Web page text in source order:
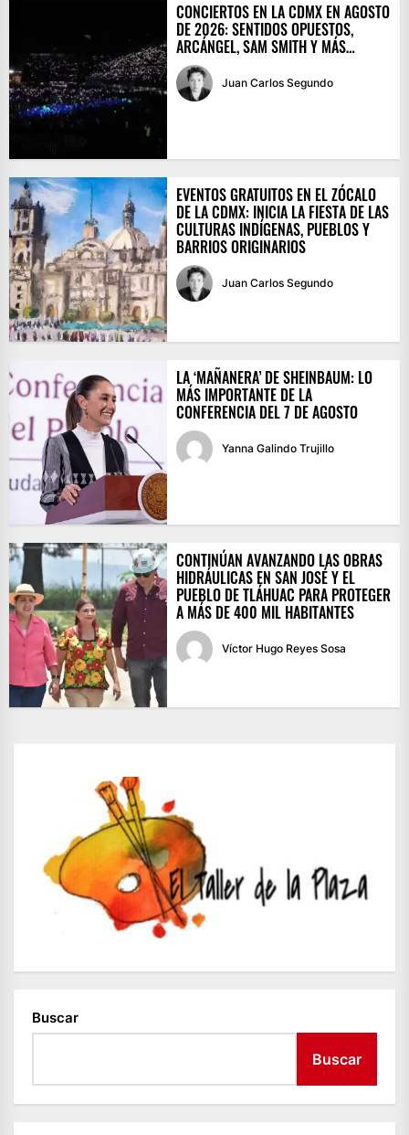
CONCIERTOS EN LA CDMX EN AGOSTO
DE 2026: SENTIDOS OPUESTOS,
ARCÁNGEL, SAM SMITH Y MÁS…
Juan Carlos Segundo
EVENTOS GRATUITOS EN EL ZÓCALO
DE LA CDMX: INICIA LA FIESTA DE LAS
CULTURAS INDÍGENAS, PUEBLOS Y
BARRIOS ORIGINARIOS
Juan Carlos Segundo
LA ‘MAÑANERA’ DE SHEINBAUM: LO
MÁS IMPORTANTE DE LA
CONFERENCIA DEL 7 DE AGOSTO
Yanna Galindo Trujillo
CONTINÚAN AVANZANDO LAS OBRAS
HIDRÁULICAS EN SAN JOSÉ Y EL
PUEBLO DE TLÁHUAC PARA PROTEGER
A MÁS DE 400 MIL HABITANTES
Víctor Hugo Reyes Sosa
Buscar
Buscar